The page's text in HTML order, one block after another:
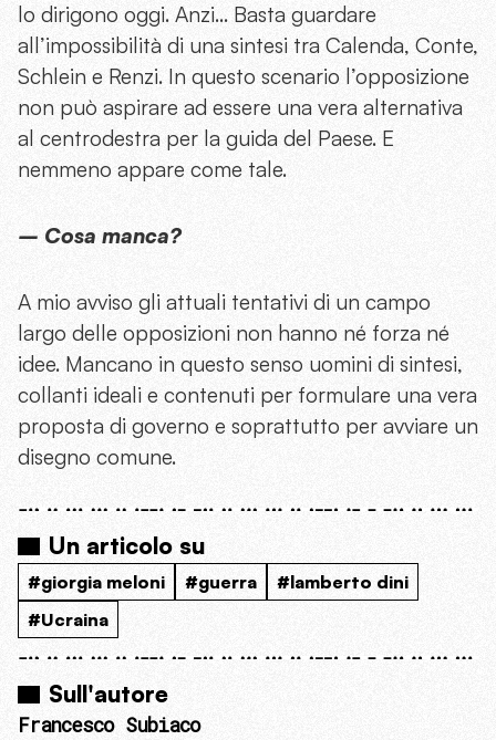
lo dirigono oggi. Anzi… Basta guardare
all’impossibilità di una sintesi tra Calenda, Conte,
Schlein e Renzi. In questo scenario l’opposizione
non può aspirare ad essere una vera alternativa
al centrodestra per la guida del Paese. E
nemmeno appare come tale.
– Cosa manca?
A mio avviso gli attuali tentativi di un campo
largo delle opposizioni non hanno né forza né
idee. Mancano in questo senso uomini di sintesi,
collanti ideali e contenuti per formulare una vera
proposta di governo e soprattutto per avviare un
disegno comune.
Un articolo su
#giorgia meloni #guerra
#lamberto dini
#Ucraina
Sull'autore
Francesco Subiaco